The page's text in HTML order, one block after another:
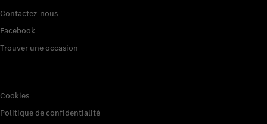
Contactez-nous
Facebook
Trouver une occasion
Cookies
Politique de confidentialité